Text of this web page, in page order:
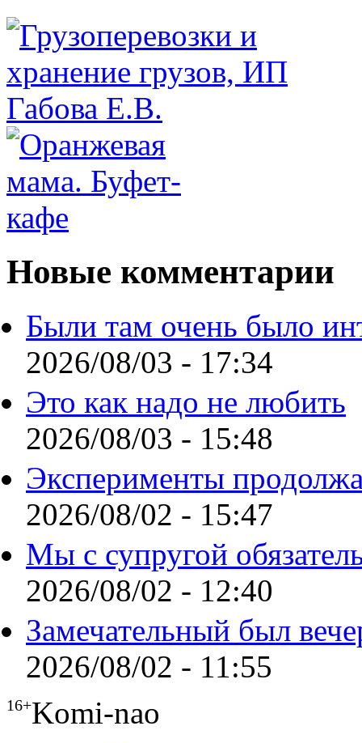
Новые комментарии
Были там очень было
2026/08/03 - 17:34
Это как надо не любить
2026/08/03 - 15:48
Эксперименты
2026/08/02 - 15:47
Мы с супругой
2026/08/02 - 12:40
Замечательный был
2026/08/02 - 11:55
16+Komi-nao